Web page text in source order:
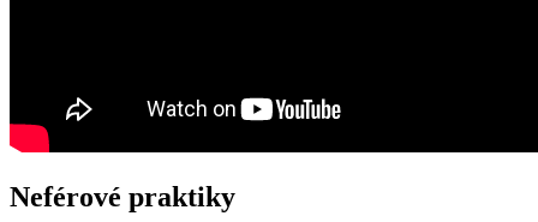
Neférové praktiky